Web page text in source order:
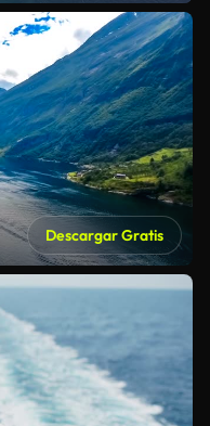
Descargar Gratis